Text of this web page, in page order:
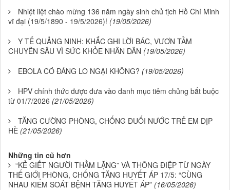
Nhiệt liệt chào mừng 136 năm ngày sinh chủ tịch Hồ Chí Minh
vĩ đại (19/5/1890 - 19/5/2026)! (19/05/2026)
Y TẾ QUẢNG NINH: KHẮC GHI LỜI BÁC, VƯƠN TẦM
CHUYÊN SÂU VÌ SỨC KHỎE NHÂN DÂN (19/05/2026)
EBOLA CÓ ĐÁNG LO NGẠI KHÔNG? (19/05/2026)
HPV chính thức được đưa vào danh mục tiêm chủng bắt buộc
từ 01/7/2026 (21/05/2026)
TĂNG CƯỜNG PHÒNG, CHỐNG ĐUỐI NƯỚC TRẺ EM DỊP
HÈ (21/05/2026)
Những tin cũ hơn
“KẺ GIẾT NGƯỜI THẦM LẶNG” VÀ THÔNG ĐIỆP TỪ NGÀY
THẾ GIỚI PHÒNG, CHỐNG TĂNG HUYẾT ÁP 17/5: “CÙNG
NHAU KIỂM SOÁT BỆNH TĂNG HUYẾT ÁP” (16/05/2026)